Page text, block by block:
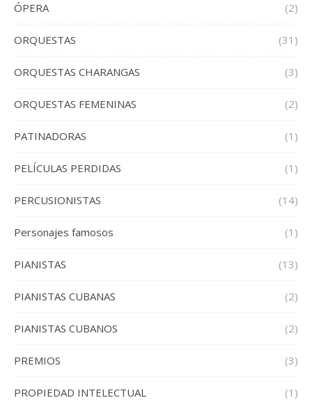
ÓPERA (2)
ORQUESTAS (31)
ORQUESTAS CHARANGAS (3)
ORQUESTAS FEMENINAS (2)
PATINADORAS (1)
PELÍCULAS PERDIDAS (1)
PERCUSIONISTAS (14)
Personajes famosos (1)
PIANISTAS (13)
PIANISTAS CUBANAS (2)
PIANISTAS CUBANOS (2)
PREMIOS (3)
PROPIEDAD INTELECTUAL (1)